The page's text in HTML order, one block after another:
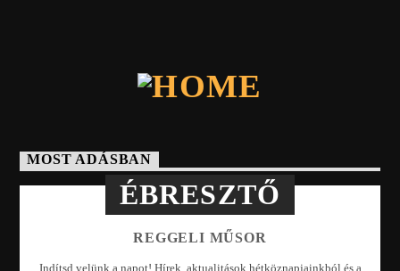
MOST ADÁSBAN
ÉBRESZTŐ
REGGELI MŰSOR
Indítsd velünk a napot! Hírek, aktualitások hétköznapjainkból és a